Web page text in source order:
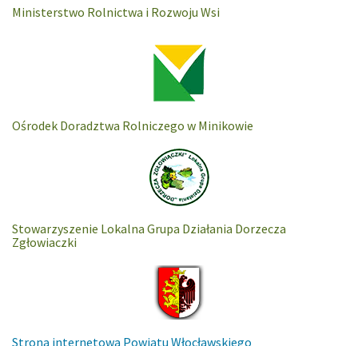
Ministerstwo Rolnictwa i Rozwoju Wsi
Ośrodek Doradztwa Rolniczego w Minikowie
Stowarzyszenie Lokalna Grupa Działania Dorzecza
Zgłowiaczki
Strona internetowa Powiatu Włocławskiego